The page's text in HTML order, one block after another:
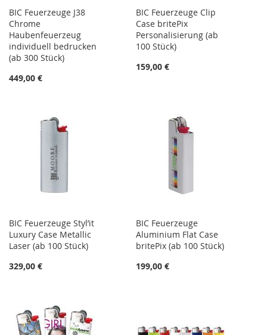
BIC Feuerzeuge J38
Chrome
Haubenfeuerzeug
individuell bedrucken
(ab 300 Stück)
449,00 €
BIC Feuerzeuge Clip
Case britePix
Personalisierung (ab
100 Stück)
159,00 €
BIC Feuerzeuge Styl’it
Luxury Case Metallic
Laser (ab 100 Stück)
329,00 €
BIC Feuerzeuge
Aluminium Flat Case
britePix (ab 100 Stück)
199,00 €